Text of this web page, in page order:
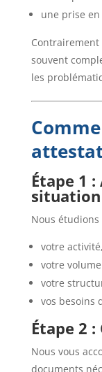
une prise
souvent
les
Étape 1
situation
Nous étudions
votre activité,
votre volume
votre
vos besoins
Étape 2
Nous vous
documents